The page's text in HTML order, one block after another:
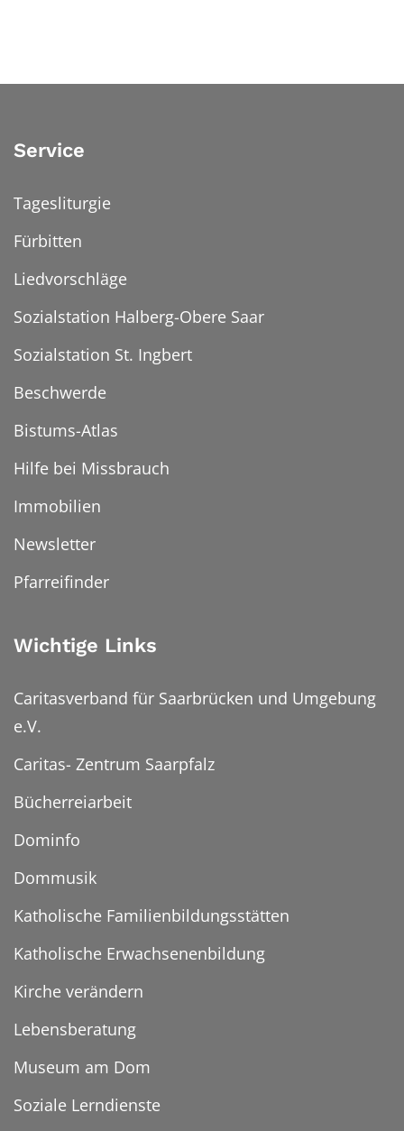
Service
Tagesliturgie
Fürbitten
Liedvorschläge
Sozialstation Halberg-Obere Saar
Sozialstation St. Ingbert
Beschwerde
Bistums-Atlas
Hilfe bei Missbrauch
Immobilien
Newsletter
Pfarreifinder
Wichtige Links
Caritasverband für Saarbrücken und Umgebung
e.V.
Caritas- Zentrum Saarpfalz
Bücherreiarbeit
Dominfo
Dommusik
Katholische Familienbildungsstätten
Katholische Erwachsenenbildung
Kirche verändern
Lebensberatung
Museum am Dom
Soziale Lerndienste